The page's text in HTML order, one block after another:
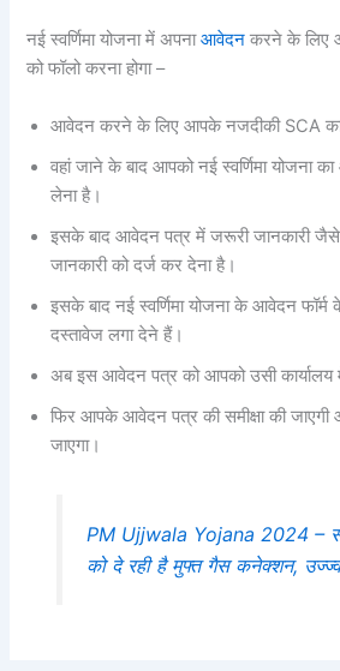
नई स्वर्णिमा योजना में अपनाआवेदन करने के लिए
को फॉलो करना होगा –
आवेदन करने के लिए आपके नजदीकी SCA
वहां जाने के बाद आपको नई स्वर्णिमा योजना
लेना है।
इसके बाद आवेदन पत्र में जरूरी जानकारी जैसे
जानकारी को दर्ज कर देना है।
इसके बाद नई स्वर्णिमा योजना के आवेदन
दस्तावेज लगा देने हैं।
अब इस आवेदन पत्र को आपको उसी कार्यालय
फिर आपके आवेदन पत्र की समीक्षा की
जाएगा।
PM Ujjwala Yojana 2024 –
को दे रही है मुफ्त गैस कनेक्शन,